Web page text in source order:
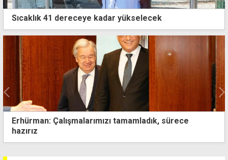
Sıcaklık 41 dereceye kadar yükselecek
Erhürman: Çalışmalarımızı tamamladık, sürece
hazırız